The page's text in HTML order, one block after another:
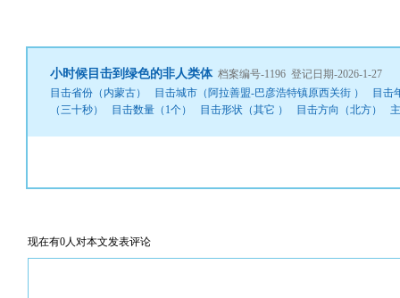
小时候目击到绿色的非人类体 档案编号-1196 登记日期-2026-1-27
目击省份（内蒙古） 目击城市（阿拉善盟-巴彦浩特镇原西关街 ） 目
（三十秒） 目击数量（1个） 目击形状（其它 ） 目击方向（北方）
现在有0人对本文发表评论